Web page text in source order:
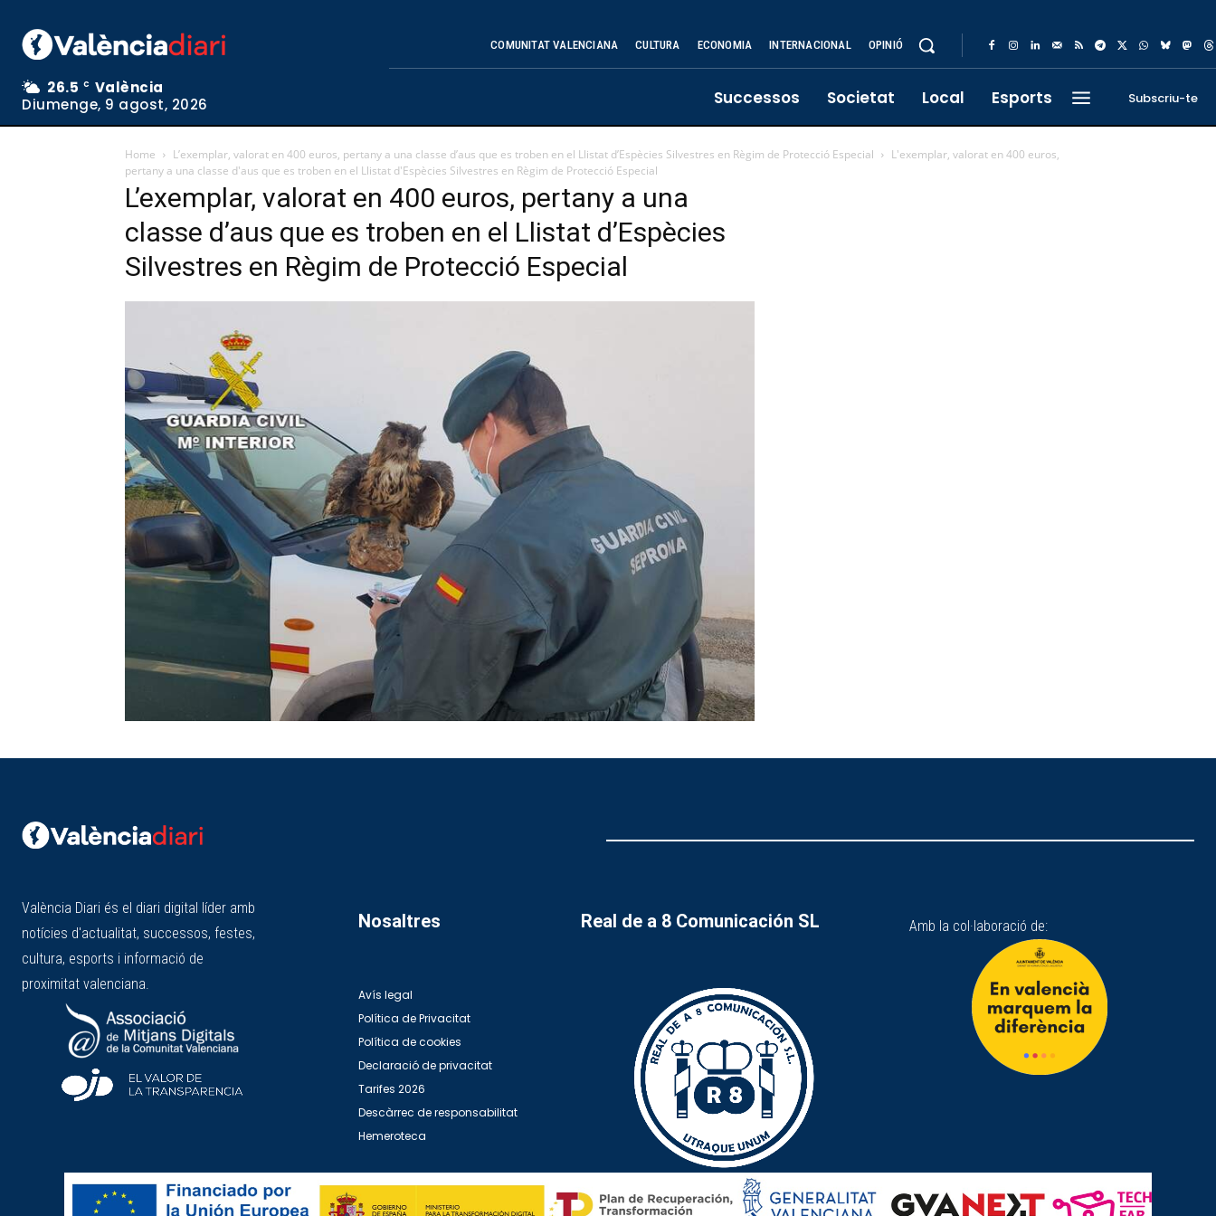
26.5 C
València
Diumenge, 9 agost, 2026
COMUNITAT VALENCIANA CULTURA ECONOMIA INTERNACIONAL OPINIÓ
Successos Societat Local Esports Subscriu-te
Home L’exemplar, valorat en 400 euros, pertany a una classe d’aus que es troben en el Llistat d’Espècies Silvestres en Règim de Protecció Especial
L'exemplar, valorat en 400 euros,
pertany a una classe d'aus que es troben en el Llistat d'Espècies Silvestres en Règim de Protecció Especial
L’exemplar, valorat en 400 euros, pertany a una
classe d’aus que es troben en el Llistat d’Espècies
Silvestres en Règim de Protecció Especial
València Diari és el diari digital líder amb
notícies d'actualitat, successos, festes,
cultura, esports i informació de
proximitat valenciana.
Nosaltres
Avís legal
Política de Privacitat
Política de cookies
Declaració de privacitat
Tarifes 2026
Descàrrec de responsabilitat
Hemeroteca
Real de a 8 Comunicación SL Amb la col·laboració de: